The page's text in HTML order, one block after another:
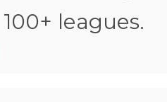
leagues.